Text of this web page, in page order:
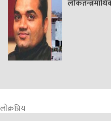
लोक्रप्रिय